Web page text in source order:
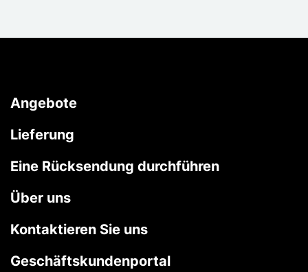
Angebote
Lieferung
Eine Rücksendung durchführen
Über uns
Kontaktieren Sie uns
Geschäftskundenportal